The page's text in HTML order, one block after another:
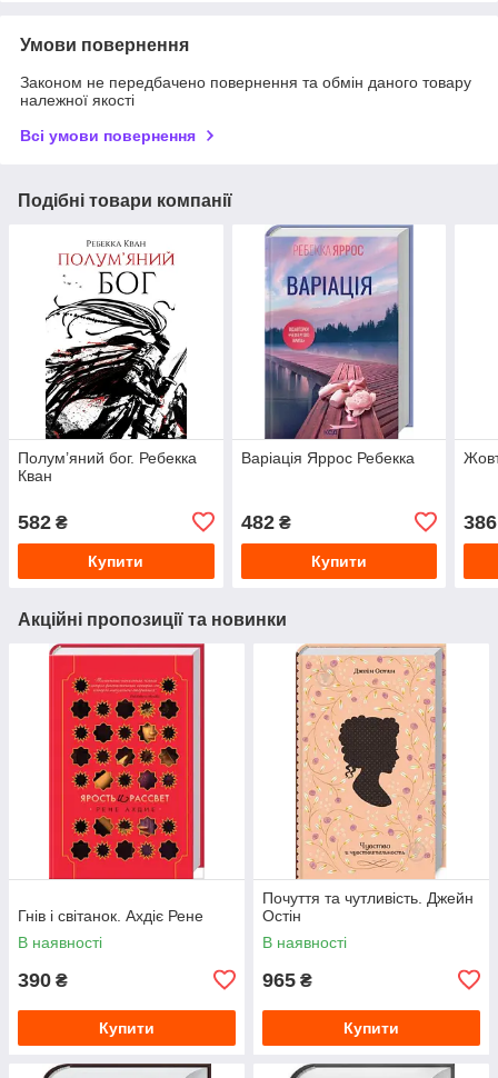
Умови повернення
Законом не передбачено повернення та обмін даного товару
належної якості
Всі умови повернення
Подібні товари компанії
Полум’яний бог. Ребекка
Кван
582 ₴
Купити
Варіація Яррос Ребекка
482₴
Купити
386
Акційні пропозиції та новинки
Гнів і світанок. Ахдіє Рене
В наявності
390 ₴
Купити
Почуття та чутливість. Джейн
Остін
В наявності
965 ₴
Купити